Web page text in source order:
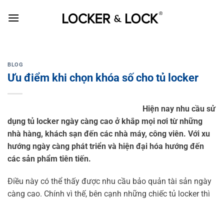
BLOG
Ưu điểm khi chọn khóa số cho tủ locker
Hiện nay nhu cầu sử
dụng tủ locker ngày càng cao ở khắp mọi nơi từ những
nhà hàng, khách sạn đến các nhà máy, công viên. Với xu
hướng ngày càng phát triển và hiện đại hóa hướng đến
các sản phẩm tiên tiến.
Điều này có thể thấy được nhu cầu bảo quản tài sản ngày
càng cao. Chính vì thế, bên cạnh những chiếc tủ locker thì